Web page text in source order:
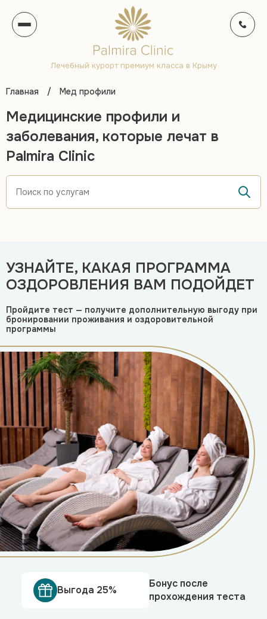
Лечебный курорт премиум класса в Крыму
Главная / Мед профили
Медицинские профили и
заболевания, которые лечат в
Palmira Clinic
УЗНАЙТЕ, КАКАЯ ПРОГРАММА
ОЗДОРОВЛЕНИЯ ВАМ ПОДОЙДЕТ
Пройдите тест — получите дополнительную выгоду при
бронировании проживания и оздоровительной
программы
Выгода 25%
Бонус после
прохождения теста